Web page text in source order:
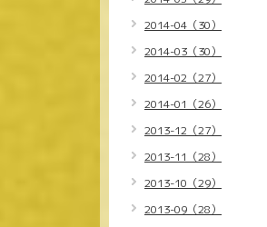
2014-04（30）
2014-03（30）
2014-02（27）
2014-01（26）
2013-12（27）
2013-11（28）
2013-10（29）
2013-09（28）